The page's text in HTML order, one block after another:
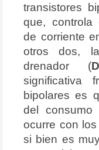
transistores
que, controla
de corriente
otros dos,
drenador (D
significativa
bipolares es
del consumo
ocurre con
si bien es